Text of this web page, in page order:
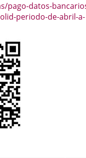
pago-datos-
periodo-de-abril-a-